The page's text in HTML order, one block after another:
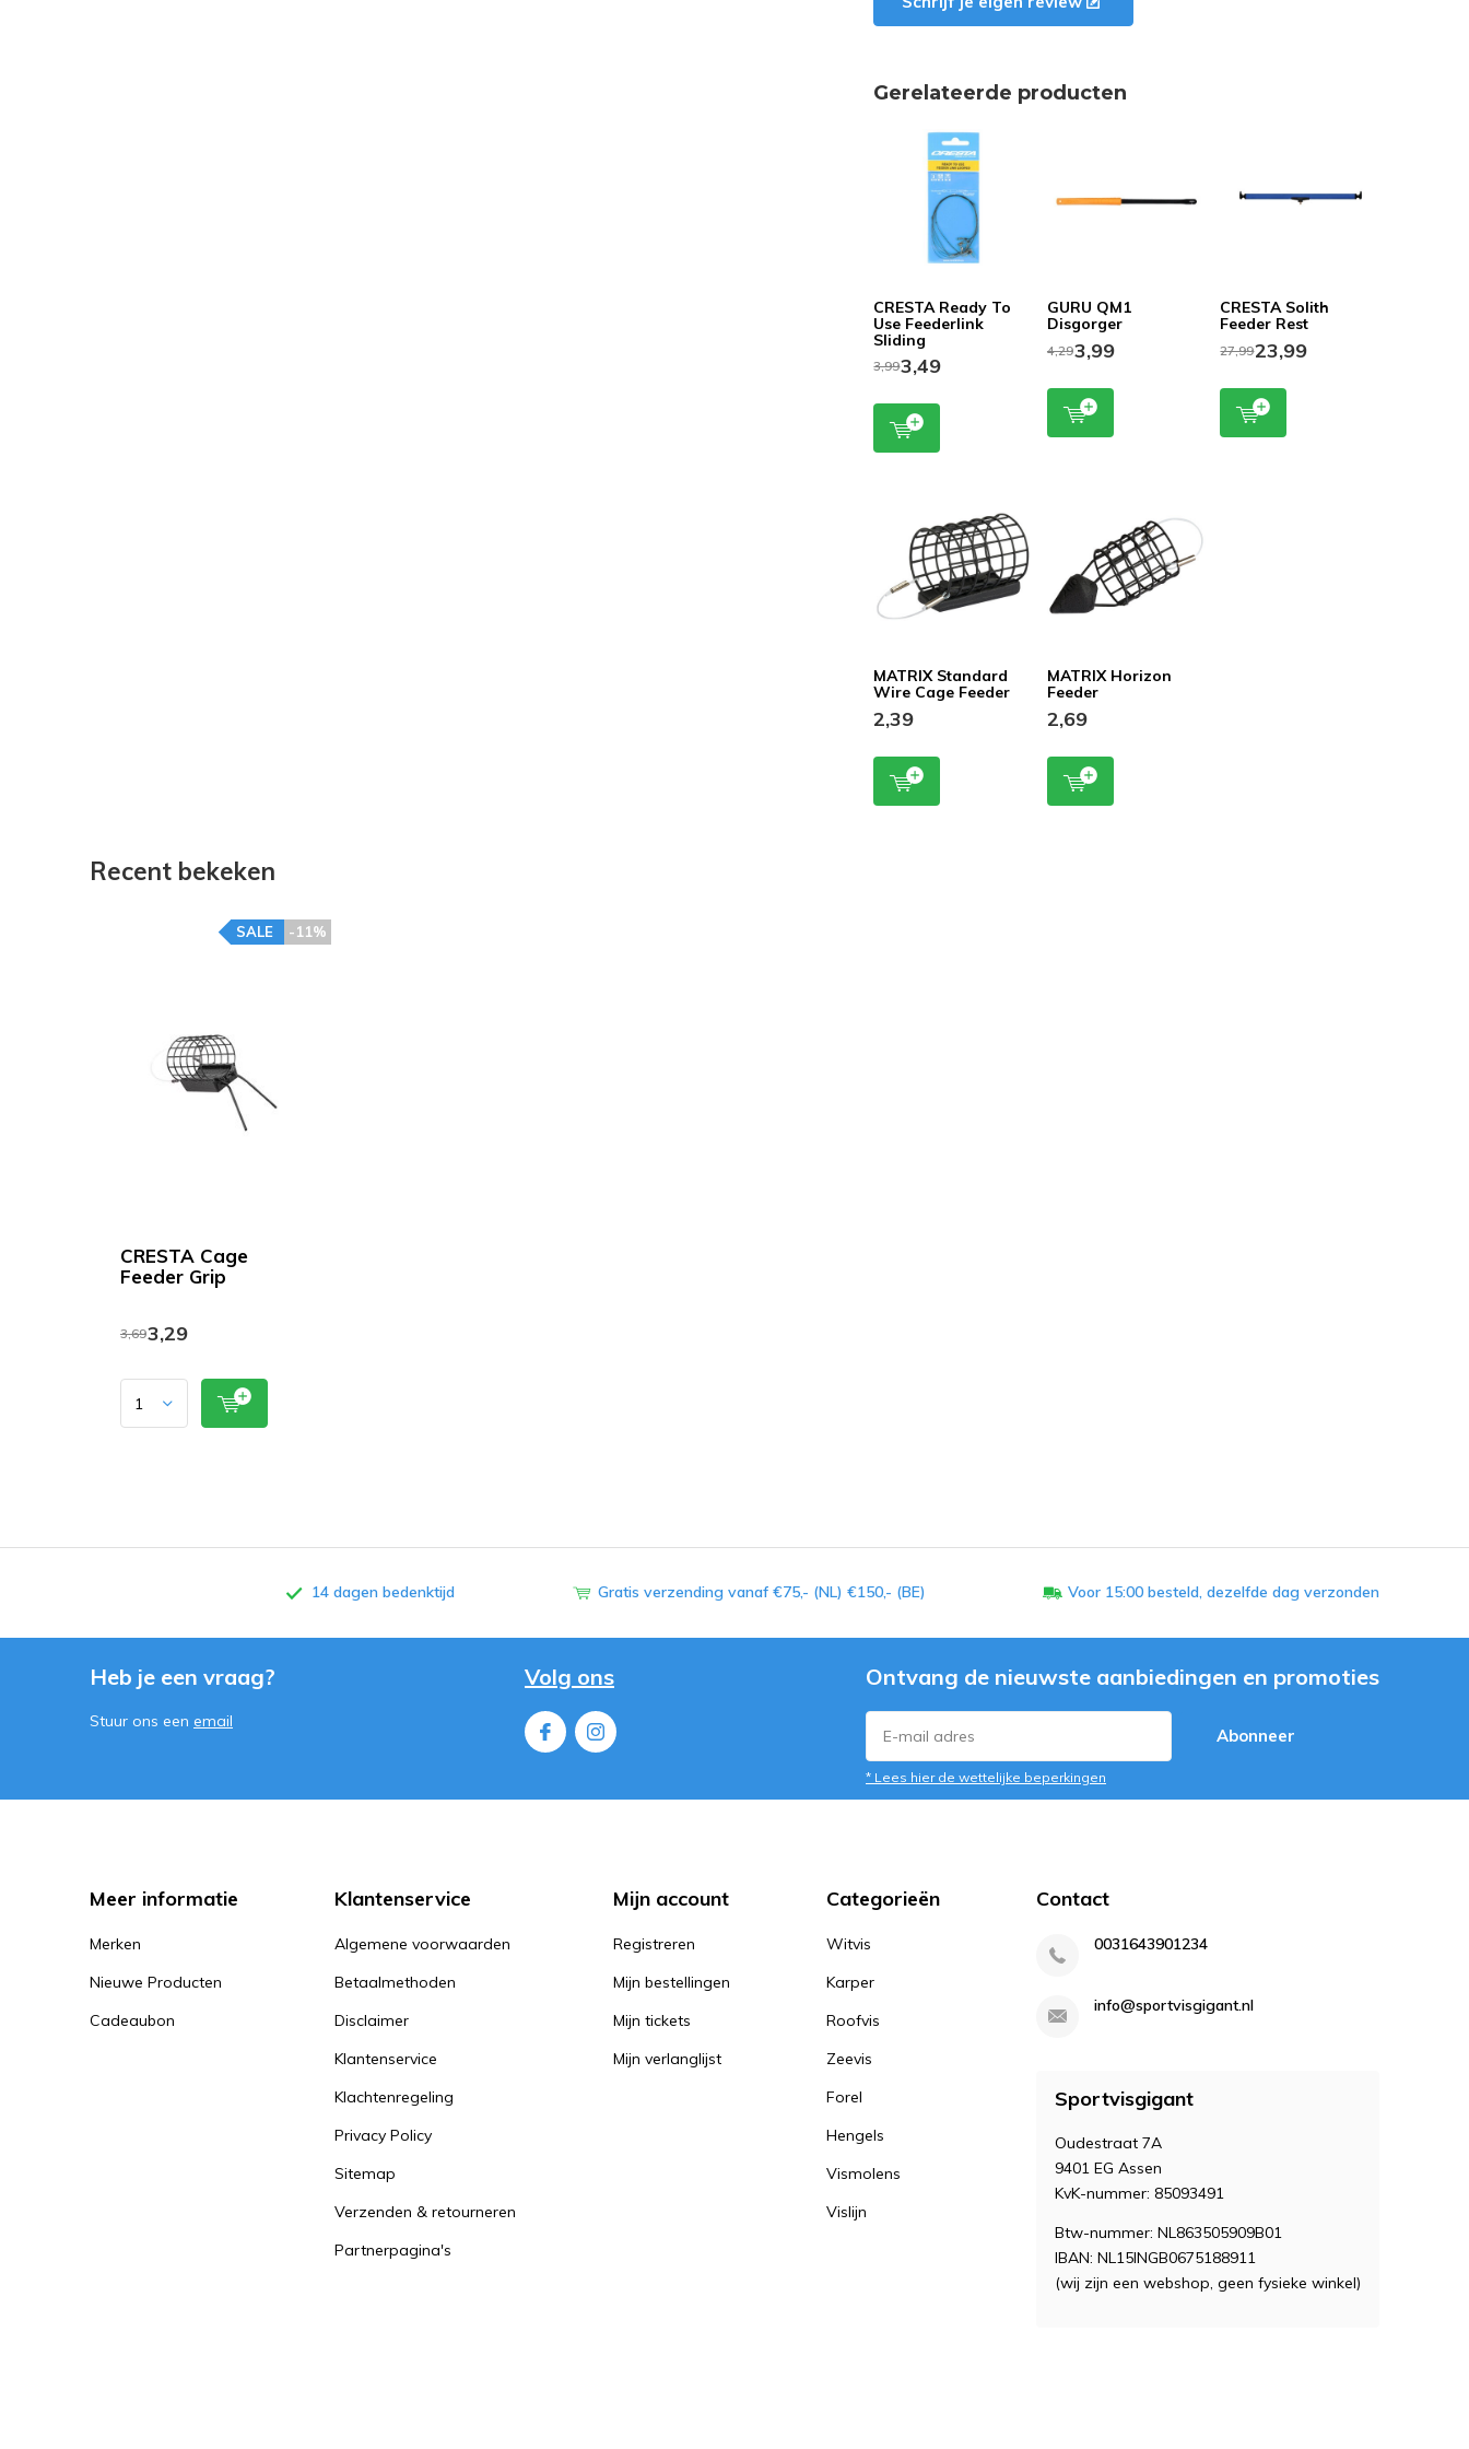
Gerelateerde producten
CRESTA Ready To
Use Feederlink
Sliding
3,993,49
GURU QM1
Disgorger
4,293,99
CRESTA Solith
Feeder Rest
27,9923,99
MATRIX Standard
Wire Cage Feeder
2,39
MATRIX Horizon
Feeder
2,69
Recent bekeken
CRESTA Cage
Feeder Grip
-11%
SALE
3,693,29
14 dagen bedenktijd Gratis verzending vanaf €75,- (NL) €150,- (BE) Voor 15:00 besteld, dezelfde dag verzonden
Heb je een vraag?
Stuur ons een email
Volg ons Ontvang de nieuwste aanbiedingen en promoties
Abonneer
* Lees hier de wettelijke beperkingen
Meer informatie
Merken
Nieuwe Producten
Cadeaubon
Klantenservice
Algemene voorwaarden
Betaalmethoden
Disclaimer
Klantenservice
Klachtenregeling
Privacy Policy
Sitemap
Verzenden & retourneren
Partnerpagina's
Mijn account
Registreren
Mijn bestellingen
Mijn tickets
Mijn verlanglijst
Categorieën
Witvis
Karper
Roofvis
Zeevis
Forel
Hengels
Vismolens
Vislijn
Contact
0031643901234
info@sportvisgigant.nl
Sportvisgigant
Oudestraat 7A
9401 EG Assen
KvK-nummer: 85093491
Btw-nummer: NL863505909B01
IBAN: NL15INGB0675188911
(wij zijn een webshop, geen fysieke winkel)